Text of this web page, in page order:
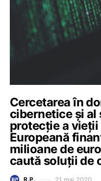
Cercetarea în
cibernetice și al
protecție a
Europeană
milioane de
caută soluții de
R.P. 21 mai 2020